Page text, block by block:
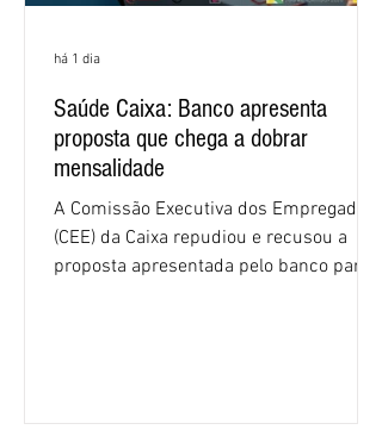
Saúde Caixa: Banco apresenta
proposta que chega a dobrar
mensalidade
A Comissão Executiva dos Empregados
(CEE) da Caixa repudiou e recusou a
proposta apresentada pelo banco para o
há 1 dia